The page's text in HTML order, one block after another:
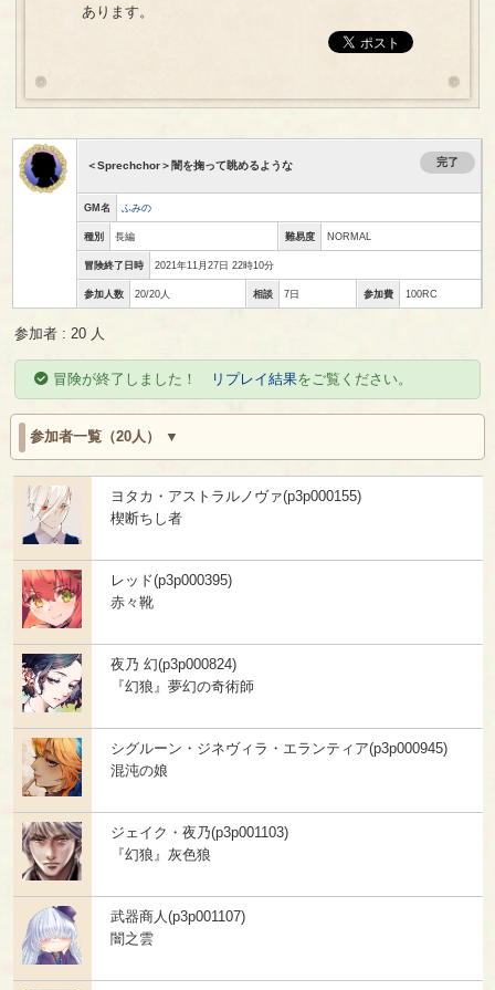
あります。
＜Sprechchor＞闇を掬って眺めるような 完了
GM名 ふみの
種別 長編 難易度 NORMAL
冒険終了日時 2021年11月27日 22時10分
参加人数 20/20人 相談 7日 参加費 100RC
参加者 : 20 人
冒険が終了しました！ リプレイ結果をご覧ください。
参加者一覧（20人）
ヨタカ・アストラルノヴァ(p3p000155)
楔断ちし者
レッド(p3p000395)
赤々靴
夜乃 幻(p3p000824)
『幻狼』夢幻の奇術師
シグルーン・ジネヴィラ・エランティア(p3p000945)
混沌の娘
ジェイク・夜乃(p3p001103)
『幻狼』灰色狼
武器商人(p3p001107)
闇之雲